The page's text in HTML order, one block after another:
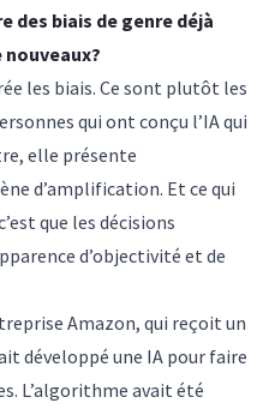
des biais de genre déjà
les biais. Ce sont plutôt les
qui ont conçu l’IA qui
elle présente
d’amplification. Et ce qui
que les décisions
d’objectivité et de
Amazon, qui reçoit un
développé une IA pour faire
L’algorithme avait été